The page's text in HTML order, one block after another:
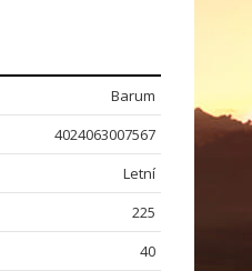
Barum
4024063007567
Letní
225
40